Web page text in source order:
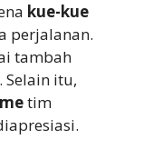
kue-kue
perjalanan.
tambah
itu,
tim